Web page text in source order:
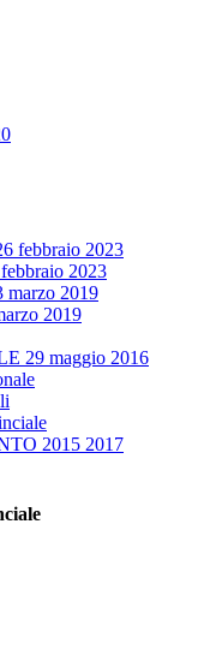
febbraio 2023
2023
2019
2019
29 maggio 2016
2015 2017